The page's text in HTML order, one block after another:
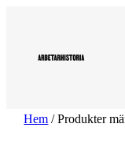
innehåll
Hem / Produkter